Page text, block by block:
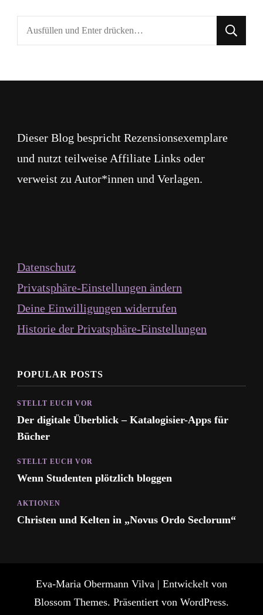
Suchst
du
Dieser Blog bespricht Rezensionsexemplare
und nutzt teilweise Affiliate Links oder
verweist zu Autor*innen und Verlagen.
Datenschutz
Privatsphäre-Einstellungen ändern
Deine Einwilligungen widerrufen
Historie der Privatsphäre-Einstellungen
POPULAR POSTS
STELLT EUCH VOR
Der digitale Überblick – Katalogisier-Apps für
Bücher
STELLT EUCH VOR
Wenn Studenten plötzlich bloggen
AKTIONEN
Christen und Kelten in „Novus Ordo Seclorum“
Eva-Maria Obermann Vilva | Entwickelt von
Blossom Themes. Präsentiert von WordPress.